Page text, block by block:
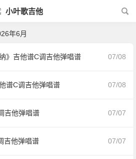
小叶歌吉他
年6月
07/08
》吉他谱C调吉他弹唱谱
07/08
谱C调吉他弹唱谱
07/07
吉他弹唱谱
07/07
吉他弹唱谱